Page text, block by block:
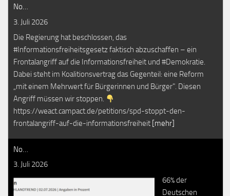
No…
3. Juli 2026
Die Regierung hat beschlossen, das
#Informationsfreiheitsgesetz faktisch abzuschaffen – ein
Frontalangriff auf die Informationsfreiheit und #Demokratie.
Dabei steht im Koalitionsvertrag das Gegenteil: eine Reform
„mit einem Mehrwert für Bürgerinnen und Bürger". Diesen
Angriff müssen wir stoppen.
https://weact.campact.de/petitions/spd-stoppt-den-
frontalangriff-auf-die-informationsfreiheit [mehr]
No…
3. Juli 2026
66% der
Deutschen